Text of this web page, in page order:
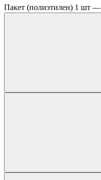
Пакет (полиэтилен) 1 шт —